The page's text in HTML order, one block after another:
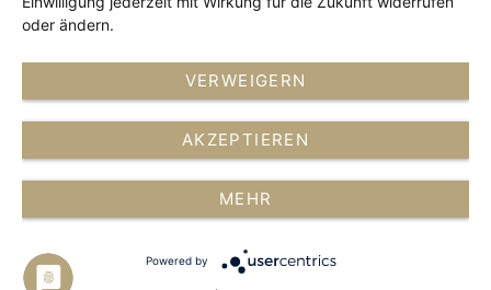
oder ändern.
VERWEIGERN
AKZEPTIEREN
MEHR
Powered by